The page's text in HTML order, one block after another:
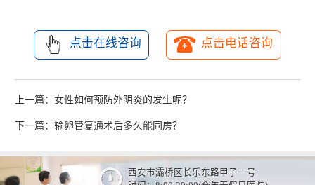
点击在线咨询 点击电话咨询
上一篇： 女性如何预防外阴炎的发生呢？
下一篇： 输卵管复通术后多久能同房？
西安市灞桥区长乐东路甲子一号